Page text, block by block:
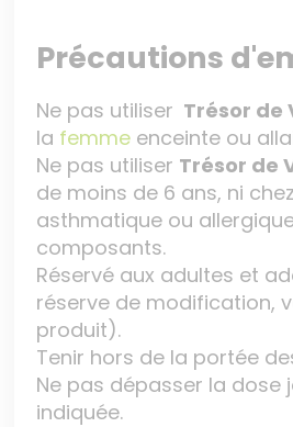
Précautions
Ne pas utiliser Trésor de
la femme enceinte ou
Ne pas utiliser Trésor de
de moins de 6 ans, ni
asthmatique ou
composants.
Réservé aux adultes et
réserve de modification,
produit).
Tenir hors de la portée
Ne pas dépasser la dose
indiquée.